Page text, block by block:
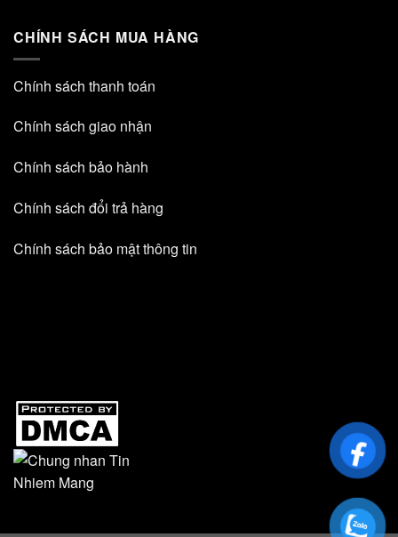
CHÍNH SÁCH MUA HÀNG
Chính sách thanh toán
Chính sách giao nhận
Chính sách bảo hành
Chính sách đổi trả hàng
Chính sách bảo mật thông tin